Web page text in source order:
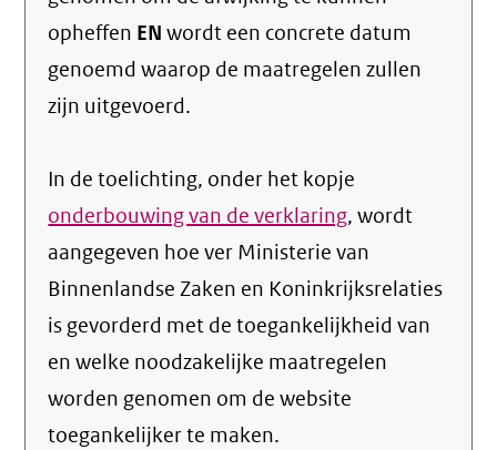
opheffen EN wordt een concrete datum
genoemd waarop de maatregelen zullen
zijn uitgevoerd.
In de toelichting, onder het kopje
onderbouwing van de verklaring, wordt
aangegeven hoe ver Ministerie van
Binnenlandse Zaken en Koninkrijksrelaties
is gevorderd met de toegankelijkheid van
en welke noodzakelijke maatregelen
worden genomen om de website
toegankelijker te maken.